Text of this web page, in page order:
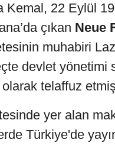
Kemal, 22 Eylül
çıkan Neue
muhabiri
devlet yönetimi
telaffuz
yer alan
Türkiye'de